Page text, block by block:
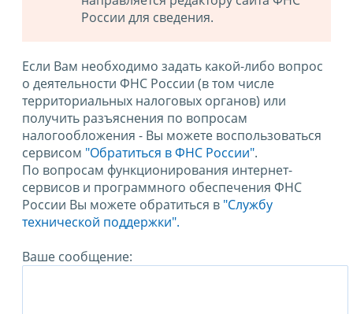
России для сведения.
Если Вам необходимо задать какой-либо вопрос
о деятельности ФНС России (в том числе
территориальных налоговых органов) или
получить разъяснения по вопросам
налогообложения - Вы можете воспользоваться
сервисом "Обратиться в ФНС России".
По вопросам функционирования интернет-
сервисов и программного обеспечения ФНС
России Вы можете обратиться в "Службу
технической поддержки".
Ваше сообщение: